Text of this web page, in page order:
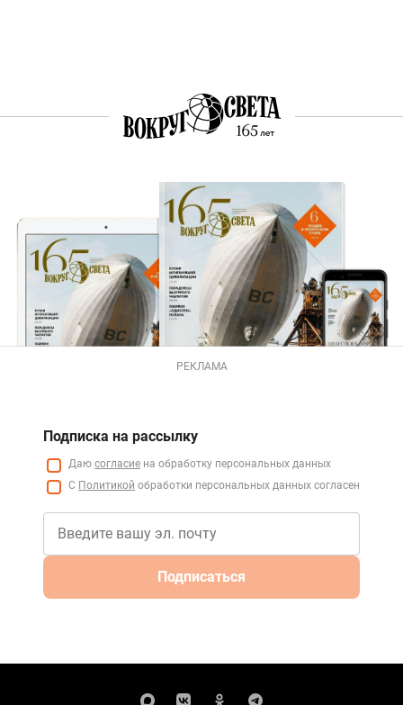
РЕКЛАМА
Подписка на рассылку
Даю согласие на обработку персональных данных
С Политикой обработки персональных данных согласен
Подписаться